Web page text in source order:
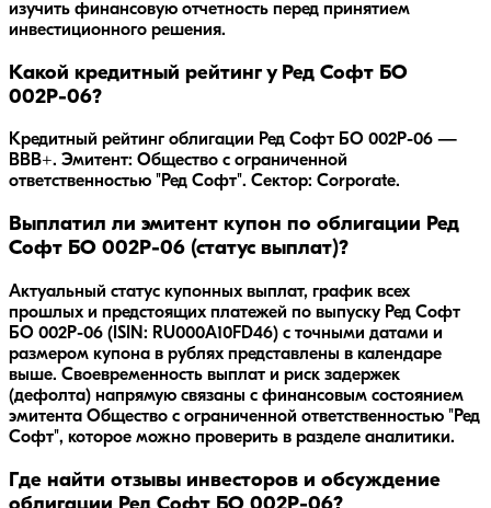
изучить финансовую отчетность перед принятием
инвестиционного решения.
Какой кредитный рейтинг у Ред Софт БО
002Р-06?
Кредитный рейтинг облигации Ред Софт БО 002Р-06 —
BBB+. Эмитент: Общество с ограниченной
ответственностью "Ред Софт". Сектор: Corporate.
Выплатил ли эмитент купон по облигации Ред
Софт БО 002Р-06 (статус выплат)?
Актуальный статус купонных выплат, график всех
прошлых и предстоящих платежей по выпуску Ред Софт
БО 002Р-06 (ISIN: RU000A10FD46) с точными датами и
размером купона в рублях представлены в календаре
выше. Своевременность выплат и риск задержек
(дефолта) напрямую связаны с финансовым состоянием
эмитента Общество с ограниченной ответственностью "Ред
Софт", которое можно проверить в разделе аналитики.
Где найти отзывы инвесторов и обсуждение